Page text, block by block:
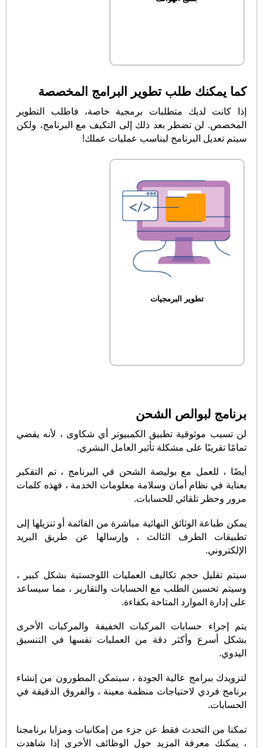
كما يمكنك طلب تطوير البرامج المخصصة
إذا كانت لديك متطلبات برمجية خاصة، فاطلب التطوير
المخصص. لن تضطر بعد ذلك إلى التكيف مع البرنامج، ولكن
سيتم تعديل البرنامج ليناسب عمليات عملك!
تطوير البرمجيات
برنامج لبوالص الشحن
لن تسبب موثوقية تطبيق الكمبيوتر أي شكاوى ، لأنه يقضي
تمامًا تقريبًا على مشكلة تأثير العامل البشري.
أيضًا ، للعمل مع بوليصة الشحن في البرنامج ، تم التفكير
بعناية في نظام أمان وسلامة معلومات الخدمة ، فهذه كلمات
مرور وحظر تلقائي للحسابات.
يمكن طباعة الوثائق النهائية مباشرة من القائمة أو تنزيلها إلى
تطبيقات الطرف الثالث ، وإرسالها عن طريق البريد
الإلكتروني.
سيتم تقليل حجم تكاليف العمليات اللوجستية بشكل كبير ،
وسيتم تحسين الطلب مع الحسابات والتقارير ، مما سيساعد
على إدارة الموارد المتاحة بكفاءة.
يتم إجراء حسابات المركبات الخفيفة والمركبات الأخرى
بشكل أسرع وأكثر دقة من العمليات نفسها في التنسيق
اليدوي.
لتزويدك ببرامج عالية الجودة ، سيتمكن المطورون من إنشاء
برنامج فردي لاحتياجات منظمة معينة ، والفروق الدقيقة في
الحسابات.
تمكنا من التحدث فقط عن جزء من إمكانيات ومزايا برنامجنا
، يمكنك معرفة المزيد حول الوظائف الأخرى إذا شاهدت